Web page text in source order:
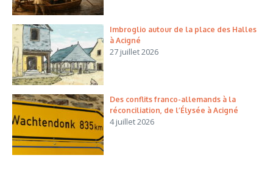
Imbroglio autour de la place des Halles
à Acigné
27 juillet 2026
Des conflits franco-allemands à la
réconciliation, de l’Élysée à Acigné
4 juillet 2026